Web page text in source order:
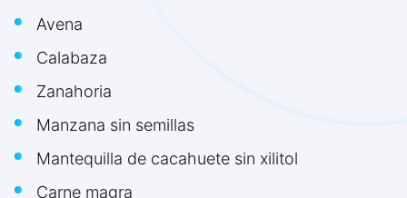
Avena
Calabaza
Zanahoria
Manzana sin semillas
Mantequilla de cacahuete sin xilitol
Carne magra